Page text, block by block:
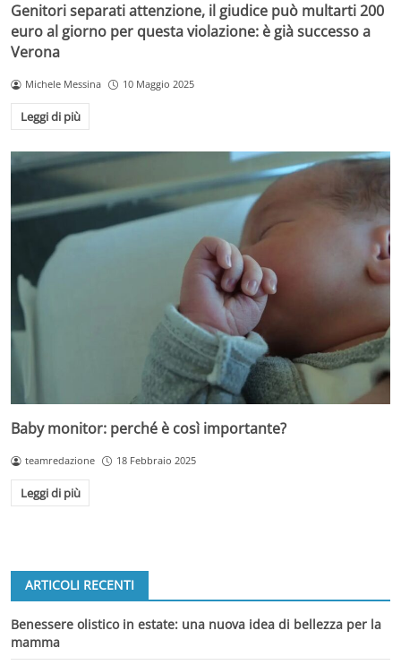
Genitori separati attenzione, il giudice può multarti 200
euro al giorno per questa violazione: è già successo a
Verona
Michele Messina 10 Maggio 2025
Leggi di più
Baby monitor: perché è così importante?
teamredazione 18 Febbraio 2025
Leggi di più
ARTICOLI RECENTI
Benessere olistico in estate: una nuova idea di bellezza per la
mamma